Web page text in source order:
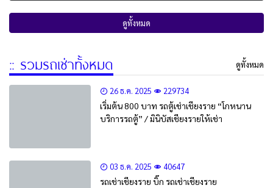
ดูทั้งหมด
:: รวมรถเช่าทั้งหมด ดูทั้งหมด
26 ธ.ค. 2025 229734
เริ่มต้น 800 บาท รถตู้เช่าเชียงราย “โกหนาน
บริการรถตู้” / มินิบัสเชียงรายให้เช่า
03 ธ.ค. 2025 40647
รถเช่าเชียงราย บิ๊ก รถเช่าเชียงราย